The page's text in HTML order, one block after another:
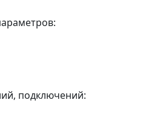
подключений: